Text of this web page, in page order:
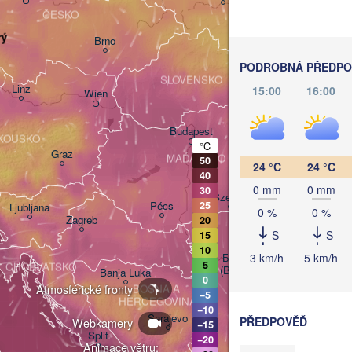
PODROBNÁ
15:00
16:00
24 °C
0 mm
0 %
S
3 km/h
24 °C
0 mm
0 %
S
5 km/h
PŘEDPOVĚĎ
Animace větru:
Webkamery
Atmosférické fronty
Brno
ČESKO
Wien
Budapest
Београд
(Beograd)
Zagreb
Linz
Debrecen
Sarajevo
Ljubljana
Košice
Split
Szeged
Banja Luka
Pécs
Graz MAĎARSKO
CHORVATSKO
BOSNA A
HERCEGOVINA
SLOVENSKO
Cluj-
°C
50
40
30
25
20
15
10
5
0
−5
−10
−15
−20